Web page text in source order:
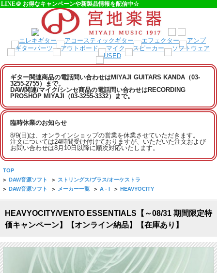
LINE＠ お得なキャンペーンや新製品情報を配信中☆
ギター関連商品の電話問い合わせはMIYAJI GUITARS KANDA（03-
3255-2755）まで。
DAW関連/マイク/シンセ商品の電話問い合わせはRECORDING
PROSHOP MIYAJI（03-3255-3332）まで。
臨時休業のお知らせ
8/9(日)は、オンラインショップの営業を休業させていただきます。
注文については24時間受け付けておりますが、いただいた注文および
お問い合わせは8月10日以降に順次対応いたします。
TOP
> DAW音源ソフト > ストリングス/ブラス/オーケストラ
> DAW音源ソフト > メーカー一覧 > A - I > HEAVYOCITY
HEAVYOCITY/VENTO ESSENTIALS【～08/31 期間限定特
価キャンペーン】【オンライン納品】【在庫あり】